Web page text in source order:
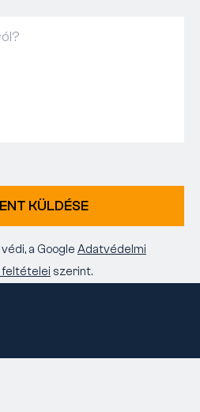
KÜLDÉSE
a Google Adatvédelmi
feltételei szerint.